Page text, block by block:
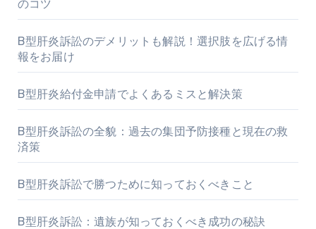
のコツ
B型肝炎訴訟のデメリットも解説！選択肢を広げる情
報をお届け
B型肝炎給付金申請でよくあるミスと解決策
B型肝炎訴訟の全貌：過去の集団予防接種と現在の救
済策
B型肝炎訴訟で勝つために知っておくべきこと
B型肝炎訴訟：遺族が知っておくべき成功の秘訣